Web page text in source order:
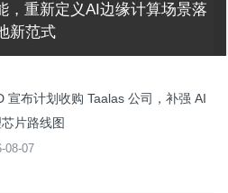
，重新定义AI边缘计算场景落
新范式
宣布计划收购 Taalas 公司，补强 AI
片路线图
08-07